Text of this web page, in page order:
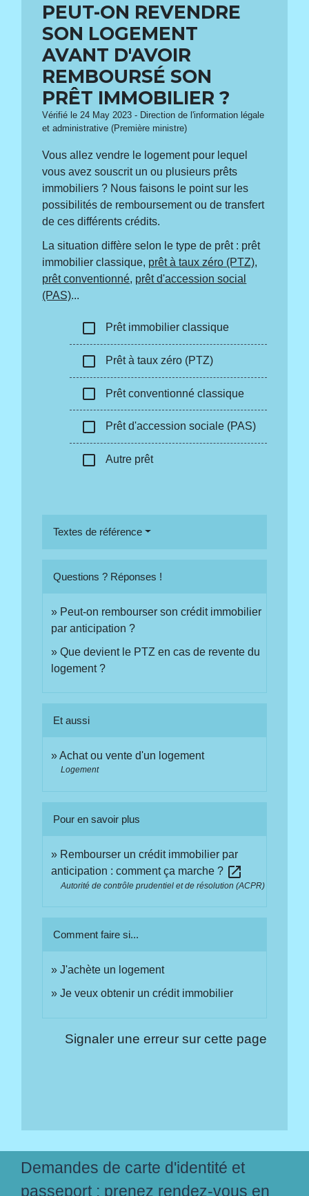
PEUT-ON REVENDRE
SON LOGEMENT
AVANT D'AVOIR
REMBOURSÉ SON
PRÊT IMMOBILIER ?
Vérifié le 24 May 2023 - Direction de l'information légale
et administrative (Première ministre)
Vous allez vendre le logement pour lequel
vous avez souscrit un ou plusieurs prêts
immobiliers ? Nous faisons le point sur les
possibilités de remboursement ou de transfert
de ces différents crédits.
La situation diffère selon le type de prêt : prêt
immobilier classique, prêt à taux zéro (PTZ),
prêt conventionné, prêt d'accession social
(PAS)...
check_box_outline_blank Prêt immobilier classique
check_box_outline_blank Prêt à taux zéro (PTZ)
check_box_outline_blank Prêt conventionné classique
check_box_outline_blank Prêt d'accession sociale (PAS)
check_box_outline_blank Autre prêt
Textes de référence
Questions ? Réponses !
Peut-on rembourser son crédit immobilier
par anticipation ?
Que devient le PTZ en cas de revente du
logement ?
Et aussi
Achat ou vente d'un logement
Logement
Pour en savoir plus
Rembourser un crédit immobilier par
anticipation : comment ça marche ? open_in_new
Autorité de contrôle prudentiel et de résolution (ACPR)
Comment faire si...
J'achète un logement
Je veux obtenir un crédit immobilier
Signaler une erreur sur cette page
Demandes de carte d'identité et
passeport : prenez rendez-vous en